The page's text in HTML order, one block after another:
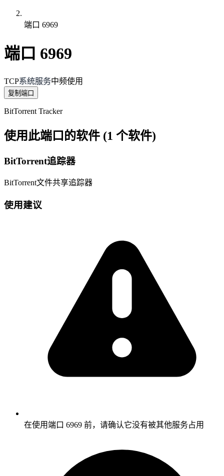
端口 6969
端口 6969
TCP系统服务中频使用
复制端口
BitTorrent Tracker
使用此端口的软件 (1 个软件)
BitTorrent追踪器
BitTorrent文件共享追踪器
使用建议
在使用端口 6969 前，请确认它没有被其他服务占用